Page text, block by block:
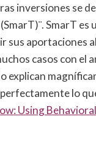
inversiones se
SmarT es
sus aportaciones
casos con el
explican
lo
Using